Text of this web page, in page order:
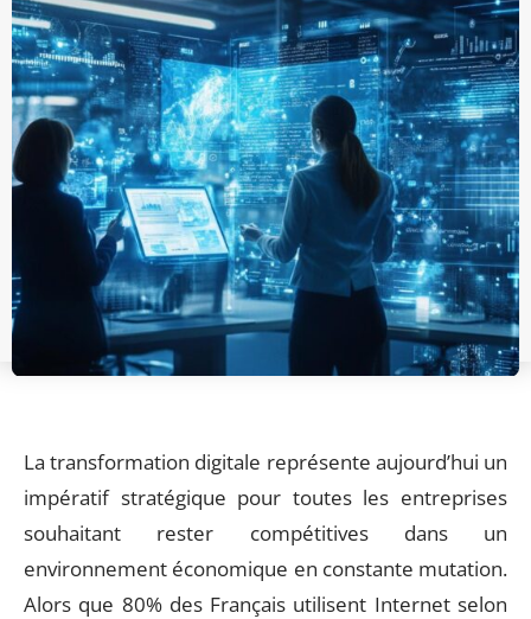
La transformation digitale représente aujourd’hui un
impératif stratégique pour toutes les entreprises
souhaitant rester compétitives dans un
environnement économique en constante mutation.
Alors que 80% des Français utilisent Internet selon